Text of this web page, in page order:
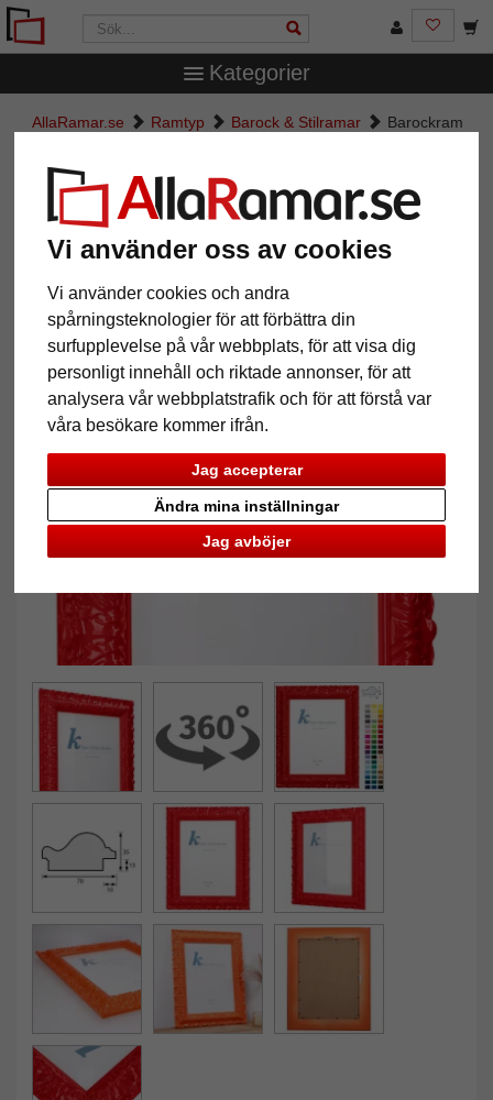
Vi använder oss av cookies
Vi använder cookies och andra
spårningsteknologier för att förbättra din
surfupplevelse på vår webbplats, för att visa dig
personligt innehåll och riktade annonser, för att
analysera vår webbplatstrafik och för att förstå var
våra besökare kommer ifrån.
Jag accepterar
Jag avböjer
Ändra mina inställningar
Kategorier
AllaRamar.se Ramtyp Barock & Stilramar
Barockram
Barockram Salamanca Color
Tillbaka